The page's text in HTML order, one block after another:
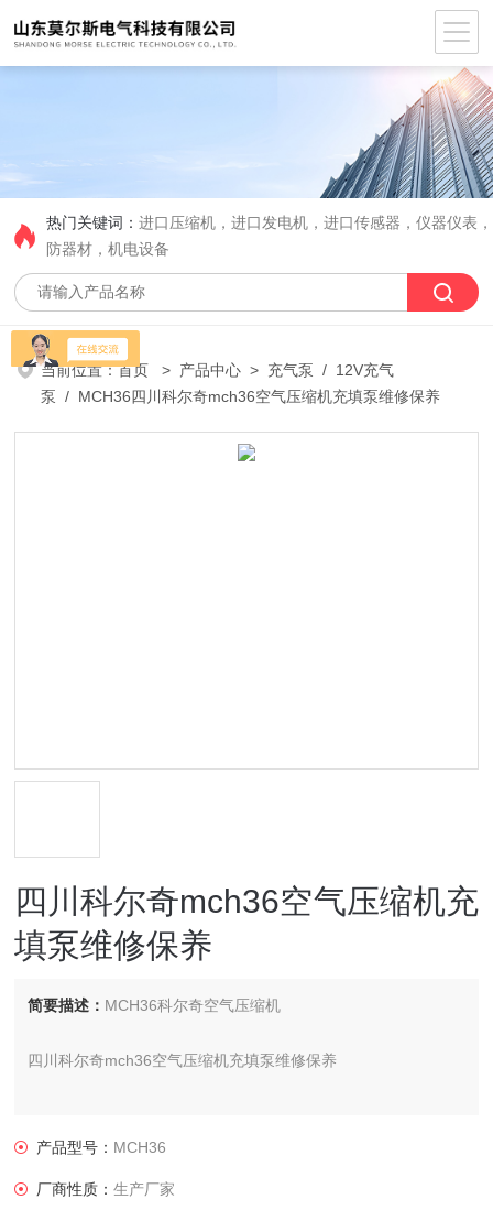
热门关键词：进口压缩机，进口发电机，进口传感器，仪器仪表
防器材，机电设备
当前位置：首页 > 产品中心 > 充气泵 / 12V充气
泵 / MCH36四川科尔奇mch36空气压缩机充填泵维修保养
四川科尔奇mch36空气压缩机充
填泵维修保养
简要描述： MCH36科尔奇空气压缩机
四川科尔奇mch36空气压缩机充填泵维修保养
批发MCH36型呼吸空气压缩
产品型号： MCH36
厂商性质：生产厂家